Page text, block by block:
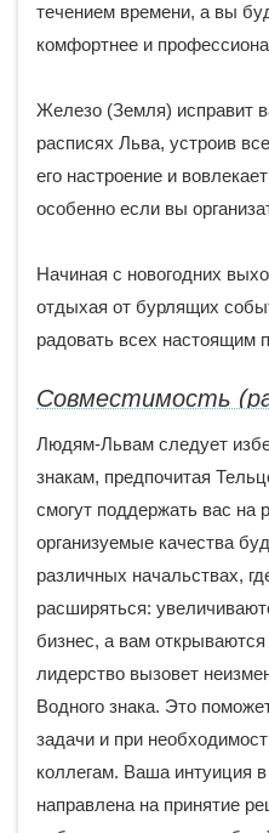
течением времени, а вы
комфортнее и
Железо (Земля) исправит
расписях Льва, устроив
его настроение и
особенно если вы
Начиная с новогодних
отдыхая от бурлящих
радовать всех настоящим
Совместимость
Людям-Львам следует
знакам, предпочитая
смогут поддержать вас
организуемые качества
различных начальствах,
расширяться:
бизнес, а вам
лидерство вызовет
Водного знака. Это
задачи и при
коллегам. Ваша интуиция
направлена на принятие